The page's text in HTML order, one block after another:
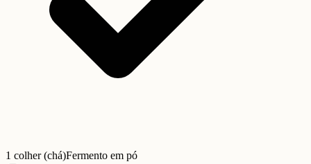
1 colher (chá)Fermento em pó